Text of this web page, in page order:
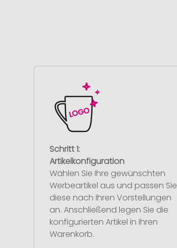
Schritt 1:
Artikelkonfiguration
Wählen Sie Ihre gewünschten
Werbeartikel aus und passen Sie
diese nach Ihren Vorstellungen
an. Anschließend legen Sie die
konfigurierten Artikel in Ihren
Warenkorb.